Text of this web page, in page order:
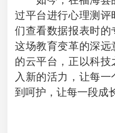
过平台进行心理测
们查看数据报表时
这场教育变革的深
的云平台，正以科
入新的活力，让每
到呵护，让每一段成